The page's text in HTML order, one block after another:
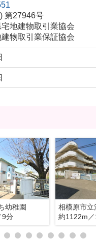
第27946号
地建物取引業協会
物取引業保証協会
幼稚園
9分
約1122m